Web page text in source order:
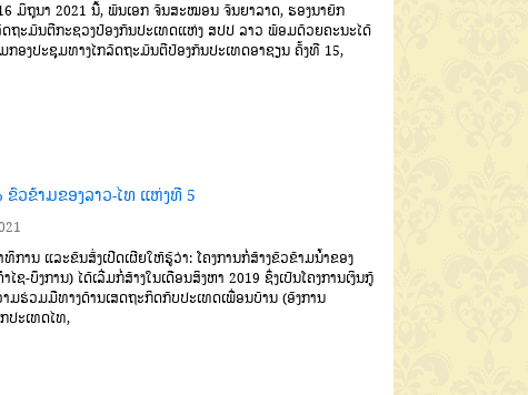
ມິຖຸນາ 2021 ນີ້, ພົນເອກ ຈັນສະໝອນ ຈັນຍາລາດ, ຮອງນາຍົກ
ຖະມົນຕີກະຊວງປ້ອງກັນປະເທດແຫ່ງ ສປປ ລາວ ພ້ອມດ້ວຍຄະນະໄດ້
ມກອງປະຊຸມທາງໄກລັດຖະມົນຕີປ້ອງກັນປະເທດອາຊຽນ ຄັ້ງທີ 15,
ຂົວຂ້າມຂອງລາວ-ໄທ ແຫ່ງທີ 5
ການ ແລະຂົນສົ່ງເປີດເຜີຍໃຫ້ຮູ້ວ່າ: ໂຄງການກໍ່ສ້າງຂົວຂ້າມນໍ້າຂອງ
ໄຊ-ບຶງການ) ໄດ້ເລີ່ມກໍ່ສ້າງໃນເດືອນສິງຫາ 2019 ຊຶ່ງເປັນໂຄງການເງິນກູ້
າມຮ່ວມມືທາງດ້ານເສດຖະກິດກັບປະເທດເພື່ອນບ້ານ (ອົງການ
ປະເທດໄທ,